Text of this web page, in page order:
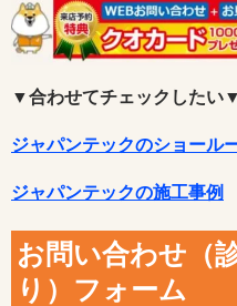
▼合わせてチェックしたい▼
ジャパンテックのショール
ジャパンテックの施工事例
お問い合わせ（
り）フォーム